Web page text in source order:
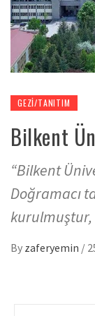
GEZI/TANITIM
Bilkent
“Bilkent
Doğramacı
By zaferyemin /